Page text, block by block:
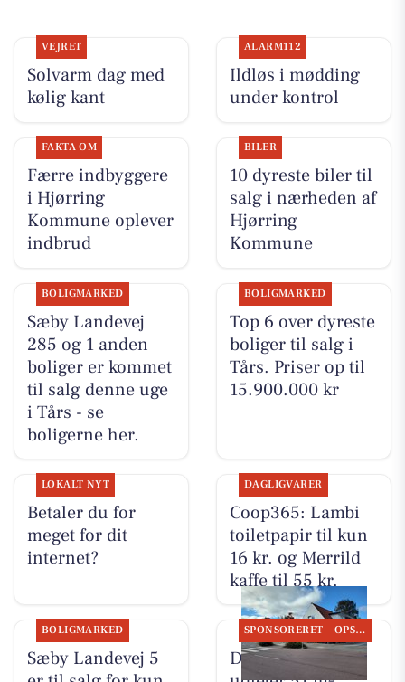
VEJRET
Solvarm dag med
kølig kant
ALARM112
Ildløs i mødding
under kontrol
FAKTA OM
Færre indbyggere
i Hjørring
Kommune oplever
indbrud
BILER
10 dyreste biler til
salg i nærheden af
Hjørring
Kommune
BOLIGMARKED
Sæby Landevej
285 og 1 anden
boliger er kommet
til salg denne uge
i Tårs - se
boligerne her.
BOLIGMARKED
Top 6 over dyreste
boliger til salg i
Tårs. Priser op til
15.900.000 kr
LOKALT NYT
Betaler du for
meget for dit
internet?
DAGLIGVARER
Coop365: Lambi
toiletpapir til kun
16 kr. og Merrild
kaffe til 55 kr.
BOLIGMARKED
Sæby Landevej 5
SPONSORERET OPSLAGSTAVLEN
DanSeb ApS